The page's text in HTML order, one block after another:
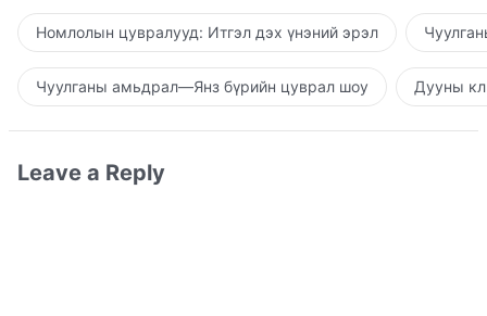
Номлолын цувралууд: Итгэл дэх үнэний эрэл
Чуулганы амьдрал—Янз бүрийн цуврал шоу Дууны
Leave a Reply